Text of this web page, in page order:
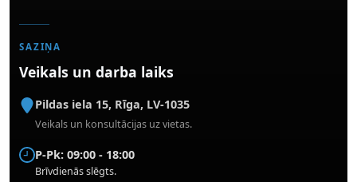
SAZIŅA
Veikals un darba laiks
Pildas iela 15, Rīga, LV-1035
Veikals un konsultācijas uz vietas.
P-Pk: 09:00 - 18:00
Brīvdienās slēgts.